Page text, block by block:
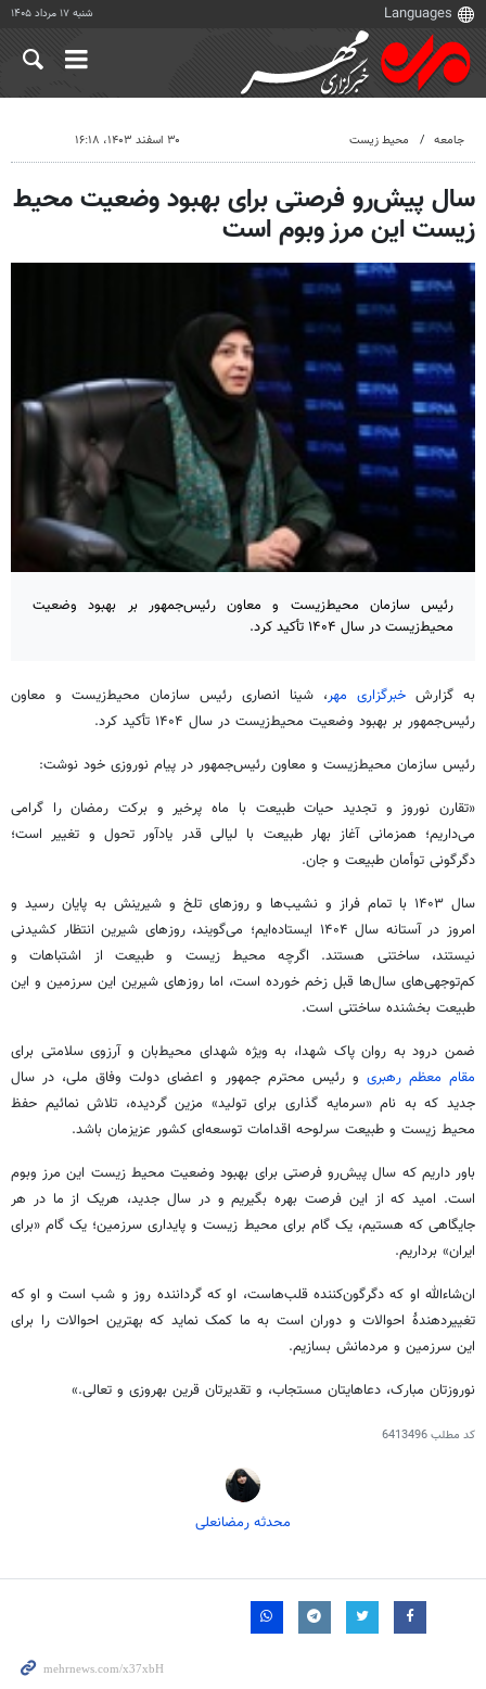
شنبه ۱۷ مرداد ۱۴۰۵
جامعه محیط زیست ۳۰ اسفند ۱۴۰۳، ۱۶:۱۸
سال پیش‌رو فرصتی برای بهبود وضعیت محیط
زیست این مرز وبوم است
رئیس سازمان محیط‌زیست و معاون رئیس‌جمهور بر بهبود وضعیت
محیط‌زیست در سال ۱۴۰۴ تأکید کرد.
به گزارش خبرگزاری مهر، شینا انصاری رئیس سازمان محیط‌زیست و معاون
رئیس‌جمهور بر بهبود وضعیت محیط‌زیست در سال ۱۴۰۴ تأکید کرد.
رئیس سازمان محیط‌زیست و معاون رئیس‌جمهور در پیام نوروزی خود نوشت:
«تقارن نوروز و تجدید حیات طبیعت با ماه پرخیرو برکت رمضان را گرامی
می‌داریم؛ همزمانی آغاز بهار طبیعت با لیالی قدر یادآور تحول و تغییر است؛
دگرگونی توأمان طبیعت و جان.
سال ۱۴۰۳ با تمام فراز و نشیب‌ها و روزهای تلخ و شیرینش به پایان رسید و
امروز در آستانه سال ۱۴۰۴ ایستاده‌ایم؛ می‌گویند، روزهای شیرین انتظار کشیدنی
نیستند، ساختنی هستند. اگرچه محیط زیست و طبیعت از اشتباهات و
کم‌توجهی‌های سال‌ها قبل زخم خورده است، اما روزهای شیرین این سرزمین و این
طبیعت بخشنده ساختنی است.
ضمن درود به روان پاک شهدا، به ویژه شهدای محیط‌بان و آرزوی سلامتی برای
مقام معظم رهبری و رئیس محترم جمهور و اعضای دولت وفاق ملی، در سال
جدید که به نام «سرمایه گذاری برای تولید» مزین گردیده، تلاش نمائیم حفظ
محیط زیست و طبیعت سرلوحه اقدامات توسعه‌ای کشور عزیزمان باشد.
باور داریم که سال پیش‌رو فرصتی برای بهبود وضعیت محیط زیست این مرز وبوم
است. امید که از این فرصت بهره بگیریم و در سال جدید، هریک از ما در هر
جایگاهی که هستیم، یک گام برای محیط زیست و پایداری سرزمین؛ یک گام «برای
ایران» برداریم.
ان‌شاءالله او که دگرگون‌کننده قلب‌هاست، او که گرداننده روز و شب است و او که
تغییردهندهٔ احوالات و دوران است به ما کمک نماید که بهترین احوالات را برای
این سرزمین و مردمانش بسازیم.
نوروزتان مبارک، دعاهایتان مستجاب، و تقدیرتان قرین بهروزی و تعالی.»
کد مطلب6413496
محدثه رمضانعلی